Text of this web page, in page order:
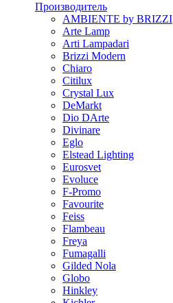
Производитель
AMBIENTE by BRIZZI
Arte Lamp
Arti Lampadari
Brizzi Modern
Chiaro
Citilux
Crystal Lux
DeMarkt
Dio DArte
Divinare
Eglo
Elstead Lighting
Eurosvet
Evoluce
F-Promo
Favourite
Feiss
Flambeau
Freya
Fumagalli
Gilded Nola
Globo
Hinkley